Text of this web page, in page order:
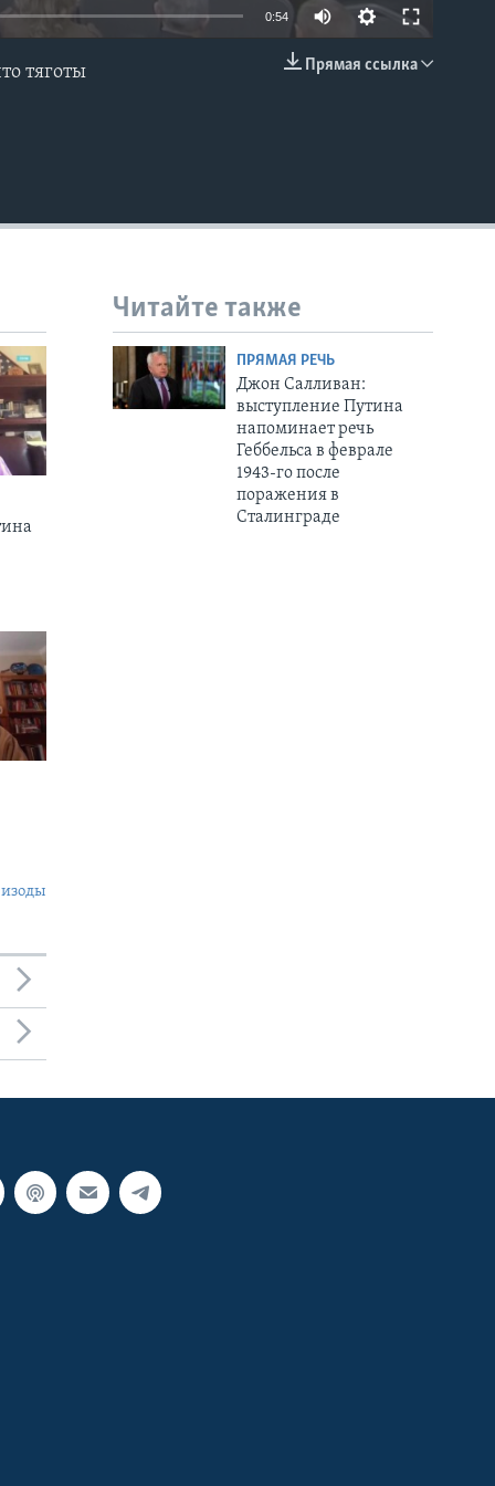
0:54
Прямая ссылка
тяготы
Читайте также
ПРЯМАЯ РЕЧЬ
Джон Салливан:
выступление Путина
напоминает речь
Геббельса в феврале
1943-го после
поражения в
Сталинграде